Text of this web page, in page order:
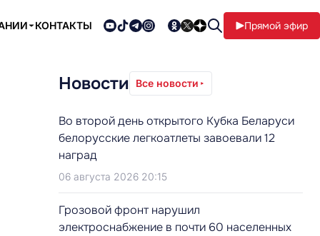
КОНТАКТЫ Прямой эфир
Новости Все новости
Во второй день открытого Кубка Беларуси
белорусские легкоатлеты завоевали 12
наград
06 августа 2026 20:15
Грозовой фронт нарушил
электроснабжение в почти 60 населенных